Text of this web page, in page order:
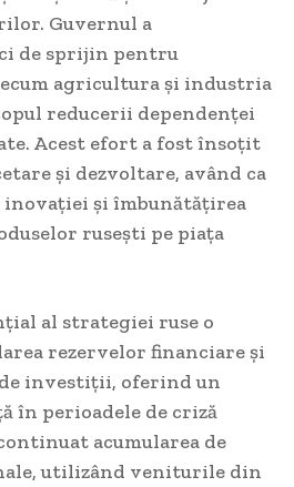
Guvernul a
de sprijin pentru
agricultura și industria
reducerii dependenței
Acest efort a fost însoțit
și dezvoltare, având ca
și îmbunătățirea
rusești pe piața
al strategiei ruse o
rezervelor financiare și
investiții, oferind un
în perioadele de criză
acumularea de
utilizând veniturile din